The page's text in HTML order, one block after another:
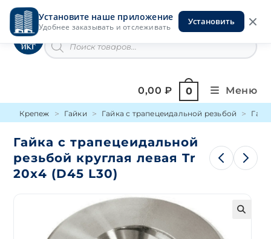
Установите наше приложение
Удобнее заказывать и отслеживать
Установить
Перейти
содержимомуИнструменты на Горской
товаров
0,00₽ 0 Меню
Крепеж Гайки Гайка с трапецеидальной резьбой
Гайка с трапецеидальной
резьбой круглая левая Tr
20х4 (D45 L30)